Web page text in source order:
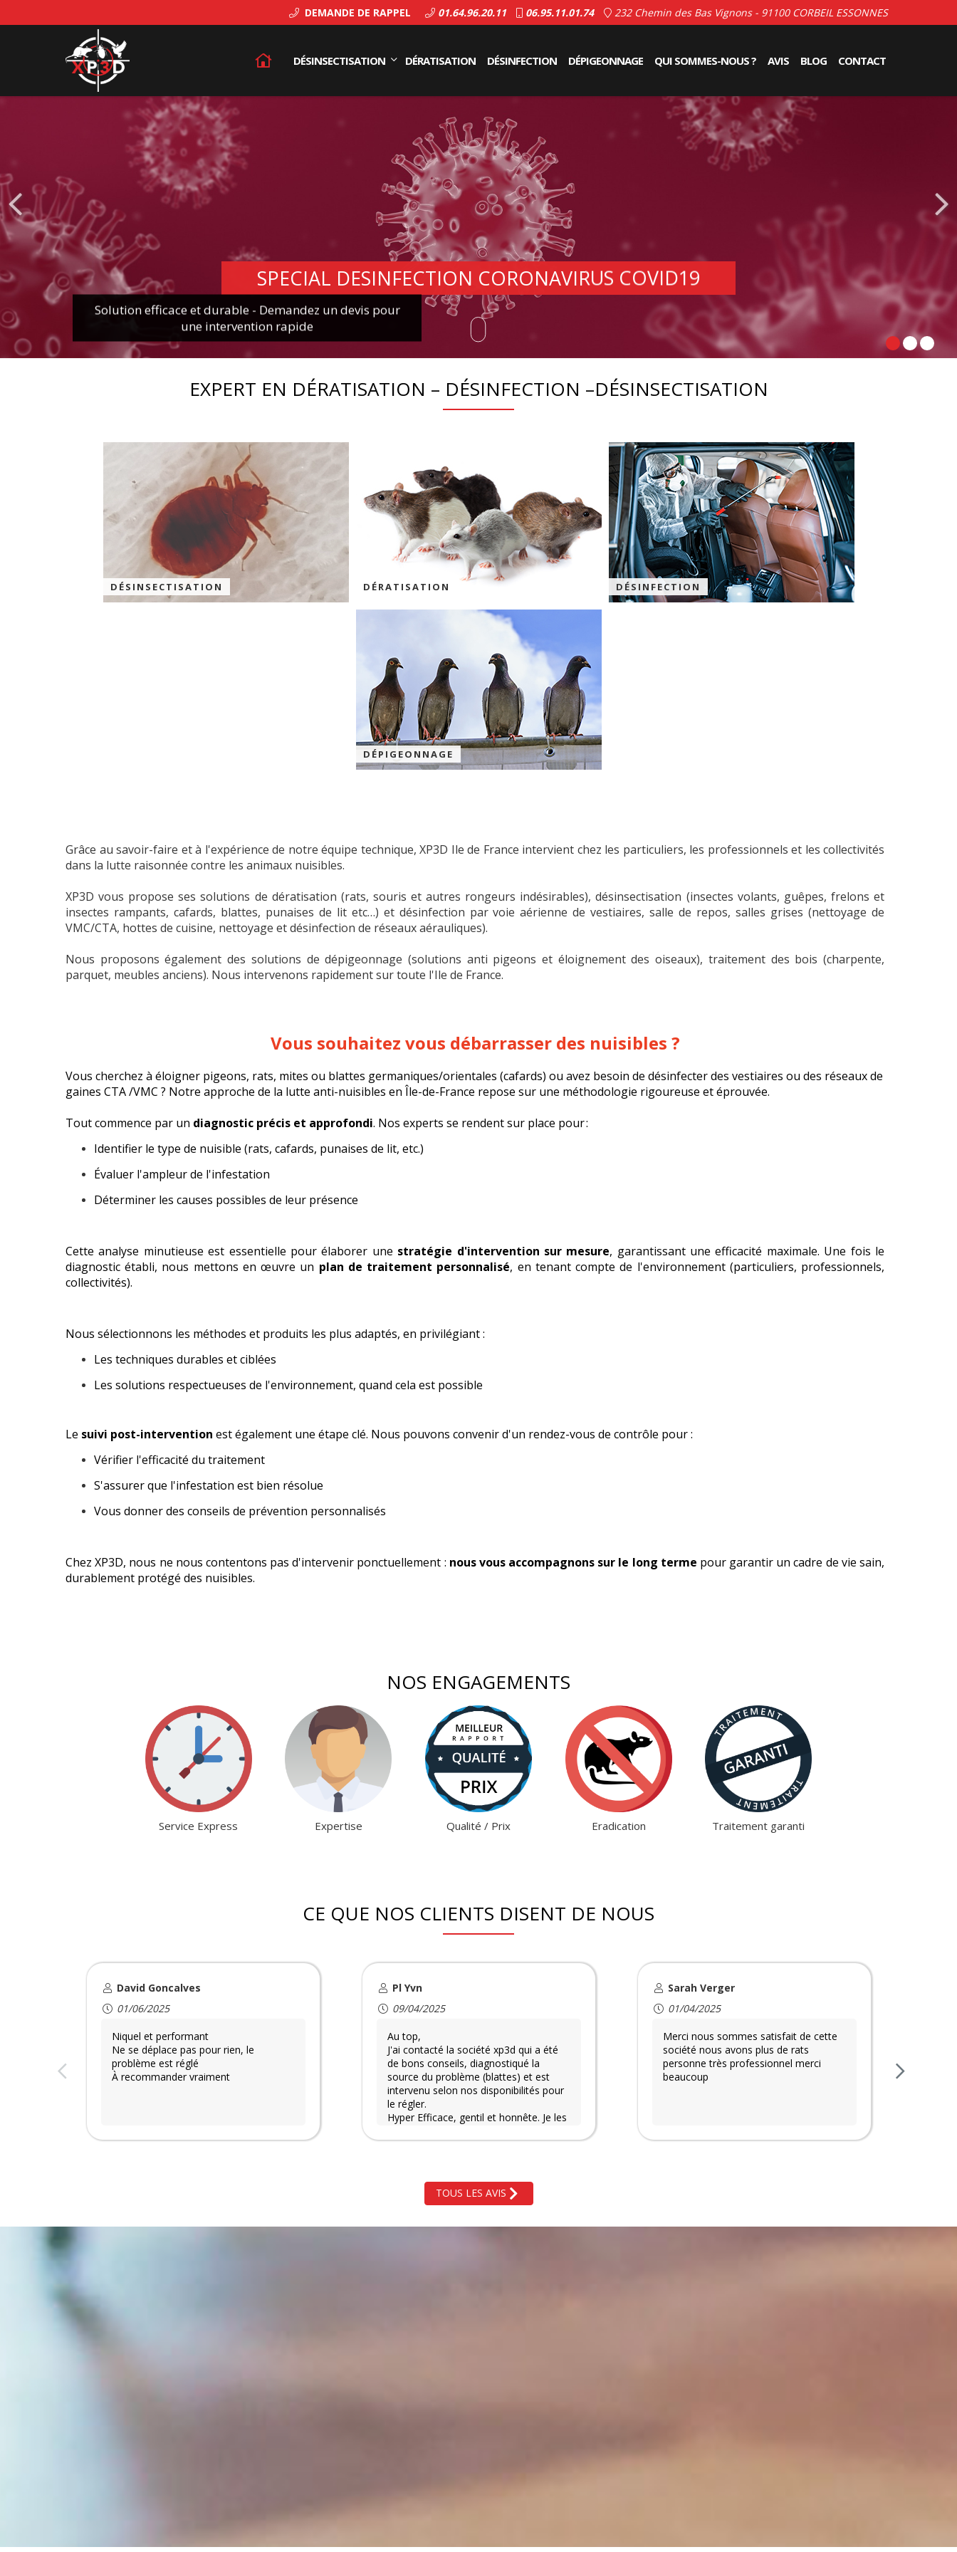
DEMANDE DE RAPPEL 01.64.96.20.11 06.95.11.01.74 232 Chemin des Bas Vignons - 91100 CORBEIL ESSONNES
DÉSINSECTISATION
Détection canine de punaises de lit
Les fourmis
DÉRATISATION DÉSINFECTION DÉPIGEONNAGE QUI SOMMES-NOUS ? AVIS BLOG CONTACT
SPECIAL DESINFECTION CORONAVIRUS COVID19
Solution efficace et durable - Demandez un devis pour
une intervention rapide
EXPERT EN DÉRATISATION – DÉSINFECTION –DÉSINSECTISATION
DÉSINSECTISATION DÉRATISATION DÉSINFECTION
DÉPIGEONNAGE
Grâce au savoir-faire et à l'expérience de notre équipe technique, XP3D Ile de France intervient chez les particuliers, les professionnels et les collectivités
dans la lutte raisonnée contre les animaux nuisibles.
XP3D vous propose ses solutions de dératisation (rats, souris et autres rongeurs indésirables), désinsectisation (insectes volants, guêpes, frelons et
insectes rampants, cafards, blattes, punaises de lit etc…) et désinfection par voie aérienne de vestiaires, salle de repos, salles grises (nettoyage de
VMC/CTA, hottes de cuisine, nettoyage et désinfection de réseaux aérauliques).
Nous proposons également des solutions de dépigeonnage (solutions anti pigeons et éloignement des oiseaux), traitement des bois (charpente,
parquet, meubles anciens). Nous intervenons rapidement sur toute l'Ile de France.
Vous souhaitez vous débarrasser des nuisibles ?
Vous cherchez à éloigner pigeons, rats, mites ou blattes germaniques/orientales (cafards) ou avez besoin de désinfecter des vestiaires ou des réseaux de
gaines CTA /VMC ? Notre approche de la lutte anti-nuisibles en Île-de-France repose sur une méthodologie rigoureuse et éprouvée.
Tout commence par un diagnostic précis et approfondi. Nos experts se rendent sur place pour :
Identifier le type de nuisible (rats, cafards, punaises de lit, etc.)
Évaluer l'ampleur de l'infestation
Déterminer les causes possibles de leur présence
Cette analyse minutieuse est essentielle pour élaborer une stratégie d'intervention sur mesure, garantissant une efficacité maximale. Une fois le
diagnostic établi, nous mettons en œuvre un plan de traitement personnalisé, en tenant compte de l'environnement (particuliers, professionnels,
collectivités).
Nous sélectionnons les méthodes et produits les plus adaptés, en privilégiant :
Les techniques durables et ciblées
Les solutions respectueuses de l'environnement, quand cela est possible
Le suivi post-intervention est également une étape clé. Nous pouvons convenir d'un rendez-vous de contrôle pour :
Vérifier l'efficacité du traitement
S'assurer que l'infestation est bien résolue
Vous donner des conseils de prévention personnalisés
Chez XP3D, nous ne nous contentons pas d'intervenir ponctuellement : nous vous accompagnons sur le long terme pour garantir un cadre de vie sain,
durablement protégé des nuisibles.
NOS ENGAGEMENTS
Service Express Expertise Qualité / Prix Eradication Traitement garanti
CE QUE NOS CLIENTS DISENT DE NOUS
David Goncalves
01/06/2025
Niquel et performant
Ne se déplace pas pour rien, le
problème est réglé
À recommander vraiment
Pl Yvn
09/04/2025
Au top,
J'ai contacté la société xp3d qui a été
de bons conseils, diagnostiqué la
source du problème (blattes) et est
intervenu selon nos disponibilités pour
le régler.
Hyper Efficace, gentil et honnête. Je les
Sarah Verger
01/04/2025
Merci nous sommes satisfait de cette
société nous avons plus de rats
personne très professionnel merci
beaucoup
TOUS LES AVIS